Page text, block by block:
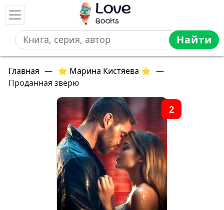
Найти
Главная — ⭐ Марина Кистяева ⭐ —
Проданная зверю
2